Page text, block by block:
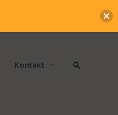
Kontakt Szukaj